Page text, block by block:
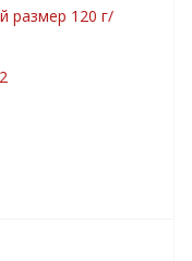
размер 120 г/